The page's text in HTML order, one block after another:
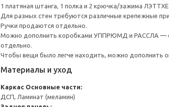
1 платяная штанга, 1 полка и 2 крючка/зажима
Для разных стен требуются различные крепежные
Ручки продаются отдельно.
Можно дополнить коробками УППРЮМД и РАССЛА —
отдельно.
Чтобы вещи было легче находить, можно дополнить
Материалы и уход
Каркас Основные части:
ДСП, Ламинат (меламин)